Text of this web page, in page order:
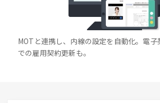
MOTと連携し、内線の設定を自動化。電子
での雇用契約更新も。